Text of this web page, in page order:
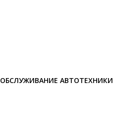
ОБСЛУЖИВАНИЕ АВТОТЕХНИКИ